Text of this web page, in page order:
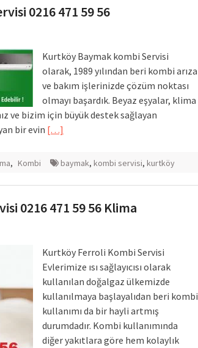
0216 471 59 56
Kurtköy Baymak kombi Servisi
olarak, 1989 yılından beri kombi arıza
ve bakım işlerinizde çözüm noktası
olmayı başardık. Beyaz eşyalar, klima
ve bizim için büyük destek sağlayan
bir evin […]
, Kombi baymak, kombi servisi, kurtköy
0216 471 59 56 Klima
Kurtköy Ferroli Kombi Servisi
Evlerimize ısı sağlayıcısı olarak
kullanılan doğalgaz ülkemizde
kullanılmaya başlayalıdan beri kombi
kullanımı da bir hayli artmış
durumdadır. Kombi kullanımında
diğer yakıtlara göre hem kolaylık